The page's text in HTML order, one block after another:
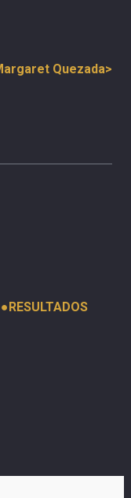
Quezada>
●RESULTADOS